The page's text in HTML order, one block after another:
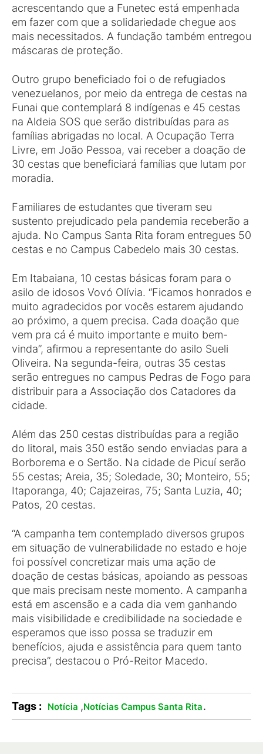
acrescentando que a Funetec está empenhada
em fazer com que a solidariedade chegue aos
mais necessitados. A fundação também entregou
máscaras de proteção.
Outro grupo beneficiado foi o de refugiados
venezuelanos, por meio da entrega de cestas na
Funai que contemplará 8 indígenas e 45 cestas
na Aldeia SOS que serão distribuídas para as
famílias abrigadas no local. A Ocupação Terra
Livre, em João Pessoa, vai receber a doação de
30 cestas que beneficiará famílias que lutam por
moradia.
Familiares de estudantes que tiveram seu
sustento prejudicado pela pandemia receberão a
ajuda. No Campus Santa Rita foram entregues 50
cestas e no Campus Cabedelo mais 30 cestas.
Em Itabaiana, 10 cestas básicas foram para o
asilo de idosos Vovó Olívia. “Ficamos honrados e
muito agradecidos por vocês estarem ajudando
ao próximo, a quem precisa. Cada doação que
vem pra cá é muito importante e muito bem-
vinda”, afirmou a representante do asilo Sueli
Oliveira. Na segunda-feira, outras 35 cestas
serão entregues no campus Pedras de Fogo para
distribuir para a Associação dos Catadores da
cidade.
Além das 250 cestas distribuídas para a região
do litoral, mais 350 estão sendo enviadas para a
Borborema e o Sertão. Na cidade de Picuí serão
55 cestas; Areia, 35; Soledade, 30; Monteiro, 55;
Itaporanga, 40; Cajazeiras, 75; Santa Luzia, 40;
Patos, 20 cestas.
“A campanha tem contemplado diversos grupos
em situação de vulnerabilidade no estado e hoje
foi possível concretizar mais uma ação de
doação de cestas básicas, apoiando as pessoas
que mais precisam neste momento. A campanha
está em ascensão e a cada dia vem ganhando
mais visibilidade e credibilidade na sociedade e
esperamos que isso possa se traduzir em
benefícios, ajuda e assistência para quem tanto
precisa”, destacou o Pró-Reitor Macedo.
Tags : Notícia ,Notícias Campus Santa Rita.